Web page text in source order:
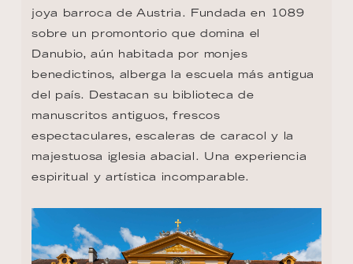
joya barroca de Austria. Fundada en 1089
sobre un promontorio que domina el
Danubio, aún habitada por monjes
benedictinos, alberga la escuela más antigua
del país. Destacan su biblioteca de
manuscritos antiguos, frescos
espectaculares, escaleras de caracol y la
majestuosa iglesia abacial. Una experiencia
espiritual y artística incomparable.